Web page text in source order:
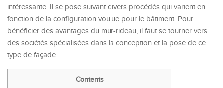
intéressante. Il se pose suivant divers procédés qui varient en
fonction de la configuration voulue pour le bâtiment. Pour
bénéficier des avantages du mur-rideau, il faut se tourner vers
des sociétés spécialisées dans la conception et la pose de ce
type de façade.
Contents